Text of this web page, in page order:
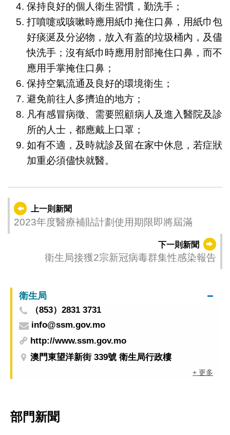
保持良好的個人衛生習慣，勤洗手；
打噴嚏或咳嗽時應用紙巾掩住口鼻，用紙巾包
好痰涎及分泌物，放入有蓋的垃圾桶內，及儘
快洗手；沒有紙巾時應用肘部掩住口鼻，而不
應用手掌掩住口鼻；
保持空氣流通及良好的環境衛生；
避免前往人多擠迫的地方；
凡有感冒病徵、需要照顧病人及進入醫院及診
所的人士，都應戴上口罩；
如有不適，及時就診及留在家中休息，若症狀
加重必須儘快就醫。
上一則新聞
2023年度醫療補貼計劃使用期限即將屆滿
下一則新聞
衛生局接獲2宗新冠病毒群集性感染報告
衛生局
（853）2831 3731
info@ssm.gov.mo
http://www.ssm.gov.mo
澳門東望洋新街 339號 衛生局行政樓
+ 更多
部門新聞